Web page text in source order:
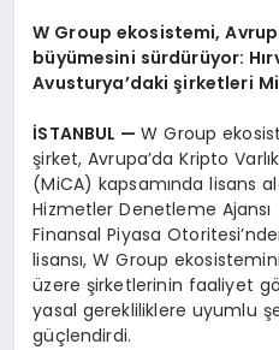
W Group ekosistemi,
büyümesini sürdürüyor:
Avusturya’daki şirketleri
İSTANBUL —W Group
şirket, Avrupa’da Kripto
(MiCA) kapsamında lisans
Hizmetler Denetleme Ajansı
Finansal Piyasa
lisansı, W Group
üzere şirketlerinin faaliyet
yasal gerekliliklere uyumlu
güçlendirdi.